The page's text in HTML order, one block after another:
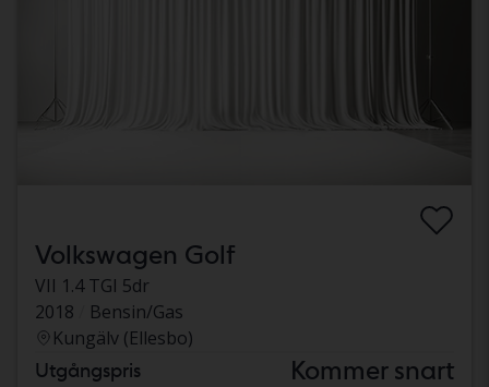
Volkswagen Golf
VII 1.4 TGI 5dr
2018
Bensin/Gas
Kungälv (Ellesbo)
Utgångspris Kommer snart